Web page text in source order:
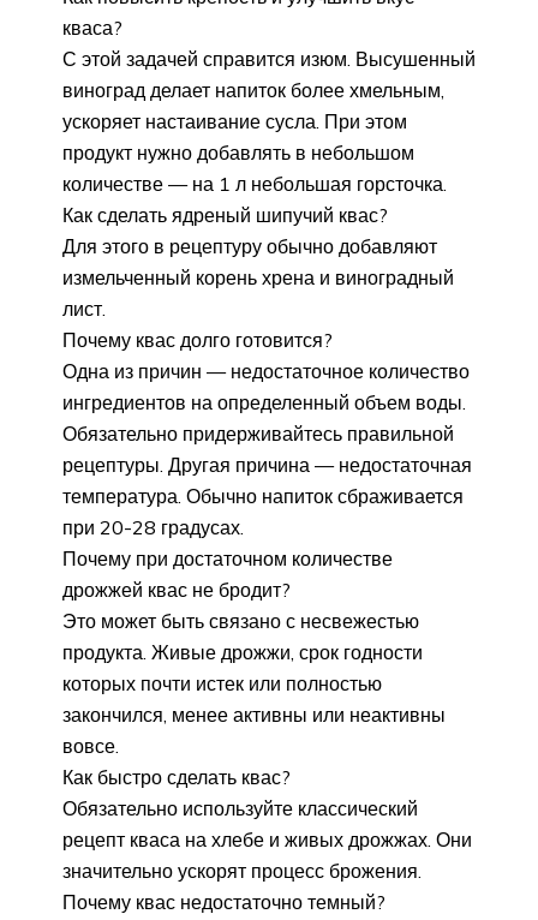
кваса?
С этой задачей справится изюм. Высушенный
виноград делает напиток более хмельным,
ускоряет настаивание сусла. При этом
продукт нужно добавлять в небольшом
количестве — на 1 л небольшая горсточка.
Как сделать ядреный шипучий квас?
Для этого в рецептуру обычно добавляют
измельченный корень хрена и виноградный
лист.
Почему квас долго готовится?
Одна из причин — недостаточное количество
ингредиентов на определенный объем воды.
Обязательно придерживайтесь правильной
рецептуры. Другая причина — недостаточная
температура. Обычно напиток сбраживается
при 20-28 градусах.
Почему при достаточном количестве
дрожжей квас не бродит?
Это может быть связано с несвежестью
продукта. Живые дрожжи, срок годности
которых почти истек или полностью
закончился, менее активны или неактивны
вовсе.
Как быстро сделать квас?
Обязательно используйте классический
рецепт кваса на хлебе и живых дрожжах. Они
значительно ускорят процесс брожения.
Почему квас недостаточно темный?